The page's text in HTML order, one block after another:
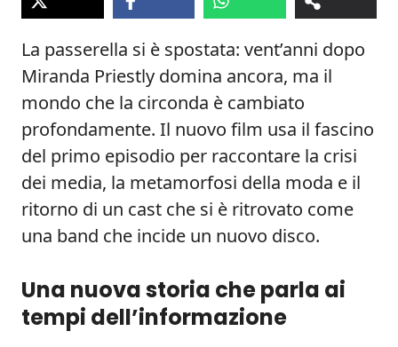
La passerella si è spostata: vent’anni dopo
Miranda Priestly domina ancora, ma il
mondo che la circonda è cambiato
profondamente. Il nuovo film usa il fascino
del primo episodio per raccontare la crisi
dei media, la metamorfosi della moda e il
ritorno di un cast che si è ritrovato come
una band che incide un nuovo disco.
Una nuova storia che parla ai
tempi dell’informazione